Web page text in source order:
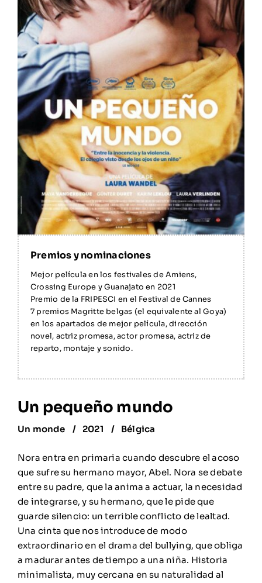
Mejor película en los festivales de Amiens,
Crossing Europe y Guanajato en 2021
Premio de la FRIPESCI en el Festival de Cannes
7 premios Magritte belgas (el equivalente al Goya)
en los apartados de mejor película, dirección
novel, actriz promesa, actor promesa, actriz de
reparto, montaje y sonido.
Un pequeño mundo
Un monde 2021 Bélgica
Nora entra en primaria cuando descubre el acoso
que sufre su hermano mayor, Abel. Nora se debate
entre su padre, que la anima a actuar, la necesidad
de integrarse, y su hermano, que le pide que
guarde silencio: un terrible conflicto de lealtad.
Una cinta que nos introduce de modo
extraordinario en el drama del bullying, que obliga
a madurar antes de tiempo a una niña. Historia
minimalista, muy cercana en su naturalidad al